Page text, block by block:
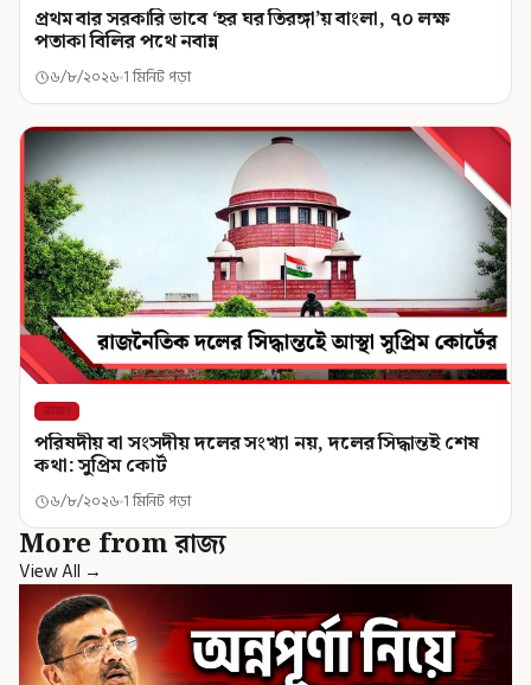
প্রথম বার সরকারি ভাবে ‘হর ঘর তিরঙ্গা’য় বাংলা, ৭০ লক্ষ
পতাকা বিলির পথে নবান্ন
৬/৮/২০২৬ 1 মিনিট পড়া
রাজ্য
পরিষদীয় বা সংসদীয় দলের সংখ্যা নয়, দলের সিদ্ধান্তই শেষ
কথা: সুপ্রিম কোর্ট
৬/৮/২০২৬ 1 মিনিট পড়া
More from রাজ্য
View All →